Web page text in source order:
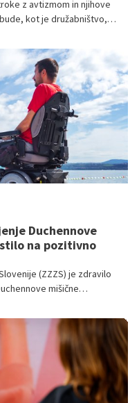
z avtizmom in njihove
kot je družabništvo,
Pogovarjala sem se z
za kulturo inkluzije
v Centru Janeza Levca
Duchennove
na pozitivno
(ZZZS) je zdravilo
mišične
so objavili na